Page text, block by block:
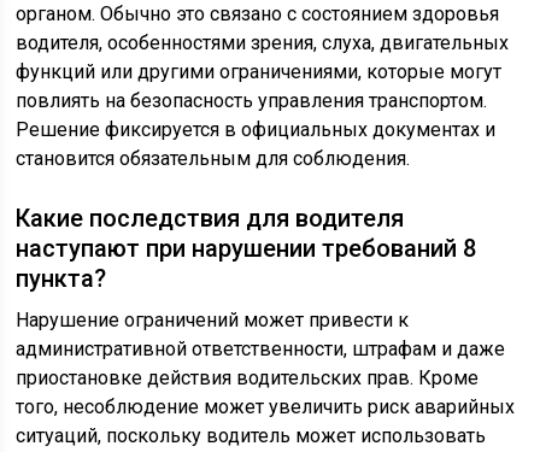
органом. Обычно это связано с состоянием здоровья
водителя, особенностями зрения, слуха, двигательных
функций или другими ограничениями, которые могут
повлиять на безопасность управления транспортом.
Решение фиксируется в официальных документах и
становится обязательным для соблюдения.
Какие последствия для водителя
наступают при нарушении требований 8
пункта?
Нарушение ограничений может привести к
административной ответственности, штрафам и даже
приостановке действия водительских прав. Кроме
того, несоблюдение может увеличить риск аварийных
ситуаций, поскольку водитель может использовать